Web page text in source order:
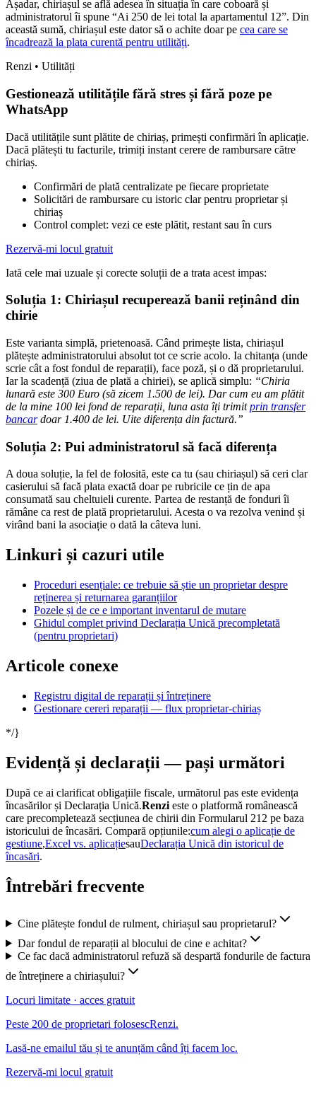
Așadar, chiriașul se află adesea în situația în care coboară și
administratorul îi spune “Ai 250 de lei total la apartamentul 12”. Din
această sumă, chiriașul este dator să o achite doar pe cea care se
încadrează la plata curentă pentru utilități.
Renzi • Utilități
Gestionează utilitățile fără stres și fără poze pe
WhatsApp
Dacă utilitățile sunt plătite de chiriaș, primești confirmări în aplicație.
Dacă plătești tu facturile, trimiți instant cerere de rambursare către
chiriaș.
Confirmări de plată centralizate pe fiecare proprietate
Solicitări de rambursare cu istoric clar pentru proprietar și
chiriaș
Control complet: vezi ce este plătit, restant sau în curs
Rezervă-mi locul gratuit
Iată cele mai uzuale și corecte soluții de a trata acest impas:
Soluția 1: Chiriașul recuperează banii reținând din
chirie
Este varianta simplă, prietenoasă. Când primește lista, chiriașul
plătește administratorului absolut tot ce scrie acolo. Ia chitanța (unde
scrie cât a fost fondul de reparații), face poză, și o dă proprietarului.
Iar la scadență (ziua de plată a chiriei), se aplică simplu: “Chiria
lunară este 300 Euro (să zicem 1.500 de lei). Dar cum eu am plătit
de la mine 100 lei fond de reparații, luna asta îți trimitprin transfer
bancardoar 1.400 de lei. Uite diferența din factură.”
Soluția 2: Pui administratorul să facă diferența
A doua soluție, la fel de folosită, este ca tu (sau chiriașul) să ceri clar
casierului să facă plata exactă doar pe rubricile ce țin de apa
consumată sau cheltuieli curente. Partea de restanță de fonduri îi
rămâne ca rest de plată proprietarului. Acesta o va rezolva venind și
virând bani la asociație o dată la câteva luni.
Linkuri și cazuri utile
Proceduri esențiale: ce trebuie să știe un proprietar despre
reținerea și returnarea garanțiilor
Pozele și de ce e important inventarul de mutare
Ghidul complet privind Declarația Unică precompletată
(pentru proprietari)
Articole conexe
Registru digital de reparații și întreținere
Gestionare cereri reparații — flux proprietar-chiriaș
*/}
Evidență și declarații — pași următori
După ce ai clarificat obligațiile fiscale, următorul pas este evidența
încasărilor și Declarația Unică.Renzi este o platformă românească
care precompletează secțiunea de chirii din Formularul 212 pe baza
istoricului de încasări. Compară opțiunile:cum alegi o aplicație de
gestiune,Excel vs. aplicațiesauDeclarația Unică din istoricul de
încasări.
Întrebări frecvente
Cine plătește fondul de rulment, chiriașul sau proprietarul?
Dar fondul de reparații al blocului de cine e achitat?
Ce fac dacă administratorul refuză să despartă fondurile de factura
de întreținere a chiriașului?
Locuri limitate · acces gratuit
Peste 200 de proprietari folosescRenzi.
Lasă-ne emailul tău și te anunțăm când îți facem loc.
Rezervă-mi locul gratuit